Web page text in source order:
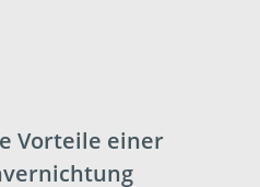
Vorteile einer